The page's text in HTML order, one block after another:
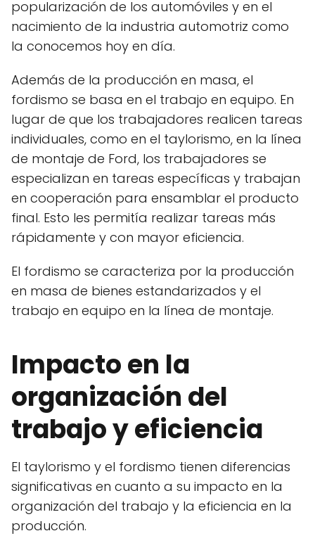
popularización de los automóviles y en el
nacimiento de la industria automotriz como
la conocemos hoy en día.
Además de la producción en masa, el
fordismo se basa en el trabajo en equipo. En
lugar de que los trabajadores realicen tareas
individuales, como en el taylorismo, en la línea
de montaje de Ford, los trabajadores se
especializan en tareas específicas y trabajan
en cooperación para ensamblar el producto
final. Esto les permitía realizar tareas más
rápidamente y con mayor eficiencia.
El fordismo se caracteriza por la producción
en masa de bienes estandarizados y el
trabajo en equipo en la línea de montaje.
Impacto en la
organización del
trabajo y eficiencia
El taylorismo y el fordismo tienen diferencias
significativas en cuanto a su impacto en la
organización del trabajo y la eficiencia en la
producción.